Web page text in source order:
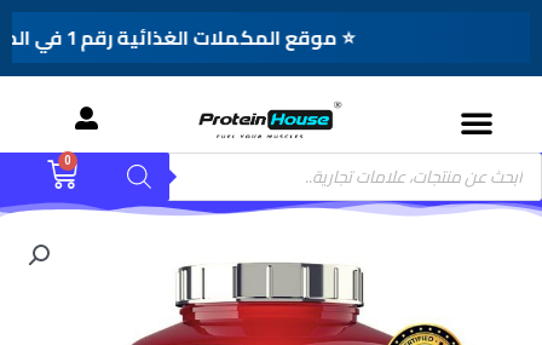
⭐ موقع المكملات الغذائية رقم 1 في المغرب
Menu
Products
search
0